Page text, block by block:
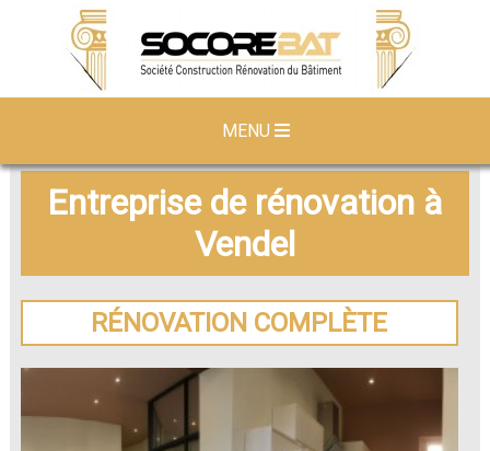
MENU
Entreprise de rénovation à
Vendel
RÉNOVATION COMPLÈTE